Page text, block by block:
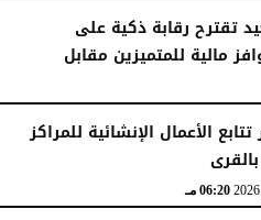
تقترح رقابة ذكية على
مالية للمتميزين مقابل
الأعمال الإنشائية للمراكز
06:20 مـ